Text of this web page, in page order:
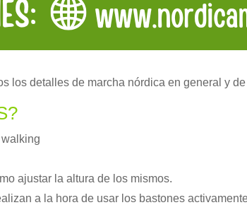
los detalles de marcha nórdica en general y
ajustar la altura de los mismos.
a la hora de usar los bastones